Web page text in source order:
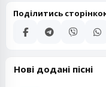
Поділитись
Нові додані пісні